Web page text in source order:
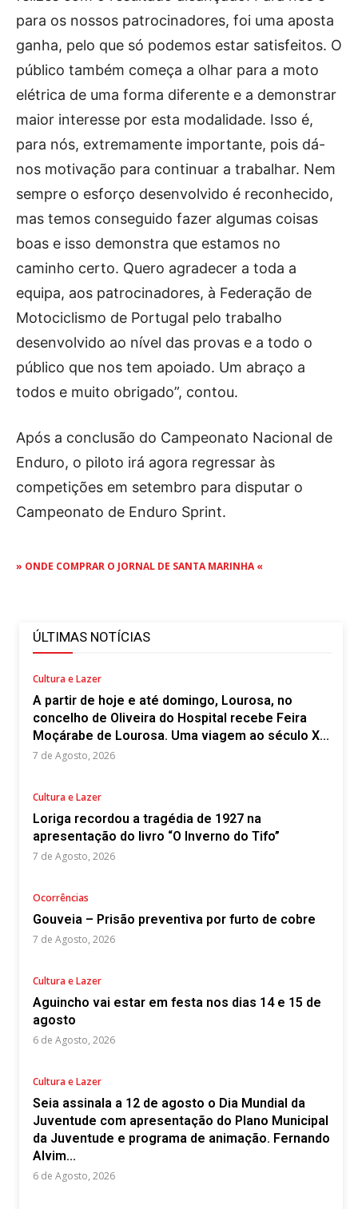
para os nossos patrocinadores, foi uma aposta
ganha, pelo que só podemos estar satisfeitos. O
público também começa a olhar para a moto
elétrica de uma forma diferente e a demonstrar
maior interesse por esta modalidade. Isso é,
para nós, extremamente importante, pois dá-
nos motivação para continuar a trabalhar. Nem
sempre o esforço desenvolvido é reconhecido,
mas temos conseguido fazer algumas coisas
boas e isso demonstra que estamos no
caminho certo. Quero agradecer a toda a
equipa, aos patrocinadores, à Federação de
Motociclismo de Portugal pelo trabalho
desenvolvido ao nível das provas e a todo o
público que nos tem apoiado. Um abraço a
todos e muito obrigado”, contou.
Após a conclusão do Campeonato Nacional de
Enduro, o piloto irá agora regressar às
competições em setembro para disputar o
Campeonato de Enduro Sprint.
» ONDE COMPRAR O JORNAL DE SANTA MARINHA «
ÚLTIMAS NOTÍCIAS
Cultura e Lazer
A partir de hoje e até domingo, Lourosa, no
concelho de Oliveira do Hospital recebe Feira
Moçárabe de Lourosa. Uma viagem ao século X...
7 de Agosto, 2026
Cultura e Lazer
Loriga recordou a tragédia de 1927 na
apresentação do livro “O Inverno do Tifo”
7 de Agosto, 2026
Ocorrências
Gouveia – Prisão preventiva por furto de cobre
7 de Agosto, 2026
Cultura e Lazer
Aguincho vai estar em festa nos dias 14 e 15 de
agosto
6 de Agosto, 2026
Cultura e Lazer
Seia assinala a 12 de agosto o Dia Mundial da
Juventude com apresentação do Plano Municipal
da Juventude e programa de animação. Fernando
Alvim...
6 de Agosto, 2026